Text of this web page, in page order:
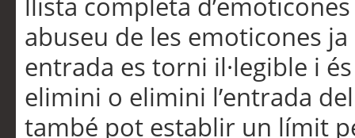
abuseu de les emoticones
entrada es torni il·legible i
elimini o elimini l’entrada
també pot establir un límit